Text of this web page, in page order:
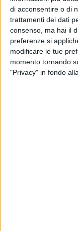
di acconsentire o di
trattamenti dei dati
consenso, ma hai il
preferenze si
modificare le tue
momento tornando
"Privacy" in fondo
18
15
Uva